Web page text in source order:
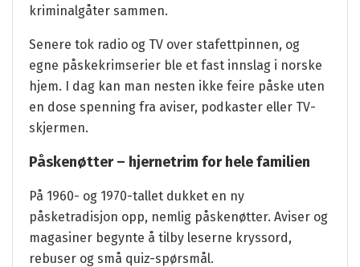
kriminalgåter sammen.
Senere tok radio og TV over stafettpinnen, og
egne påskekrimserier ble et fast innslag i norske
hjem. I dag kan man nesten ikke feire påske uten
en dose spenning fra aviser, podkaster eller TV-
skjermen.
Påskenøtter – hjernetrim for hele familien
På 1960- og 1970-tallet dukket en ny
påsketradisjon opp, nemlig påskenøtter. Aviser og
magasiner begynte å tilby leserne kryssord,
rebuser og små quiz-spørsmål.